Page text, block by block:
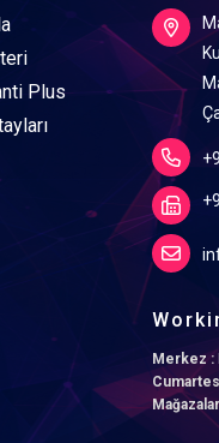
Plus
Merkez :